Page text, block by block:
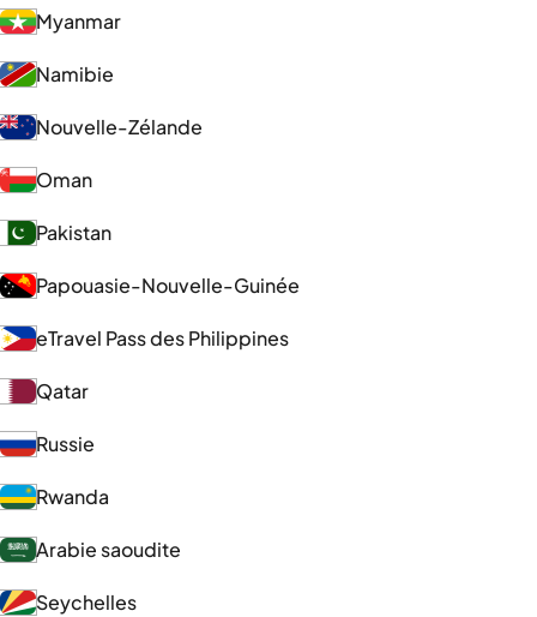
Myanmar
Namibie
Nouvelle-Zélande
Oman
Pakistan
Papouasie-Nouvelle-Guinée
eTravel Pass des Philippines
Qatar
Russie
Rwanda
Arabie saoudite
Seychelles